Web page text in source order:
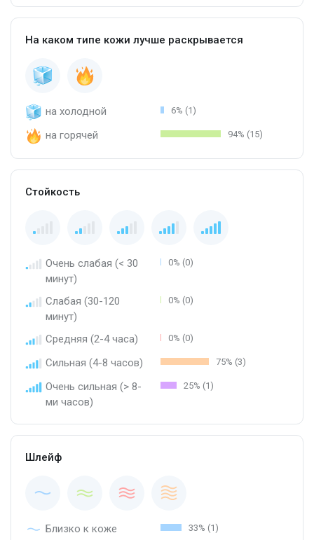
На каком типе кожи лучше раскрывается
на холодной 6% (1)
на горячей 94% (15)
Стойкость
Очень слабая (< 30
минут)
0% (0)
Слабая (30-120
минут)
0% (0)
Средняя (2-4 часа) 0% (0)
Сильная (4-8 часов) 75% (3)
Очень сильная (> 8-
ми часов)
25% (1)
Шлейф
Близко к коже 33% (1)